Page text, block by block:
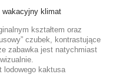
klimat
kształtem oraz
czubek, kontrastujące
zabawka jest natychmiast
lodowego kaktusa